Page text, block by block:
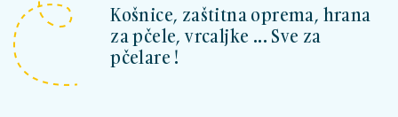
Košnice, zaštitna oprema, hrana
za pčele, vrcaljke ... Sve za
pčelare !